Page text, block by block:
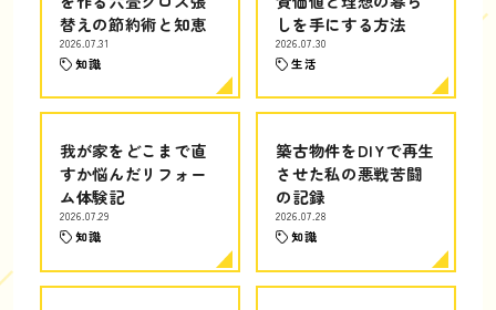
替えの節約術と知恵
2026.07.31
知識
しを手にする方法
2026.07.30
生活
我が家をどこまで直
すか悩んだリフォー
ム体験記
2026.07.29
知識
築古物件をDIYで再生
させた私の悪戦苦闘
の記録
2026.07.28
知識